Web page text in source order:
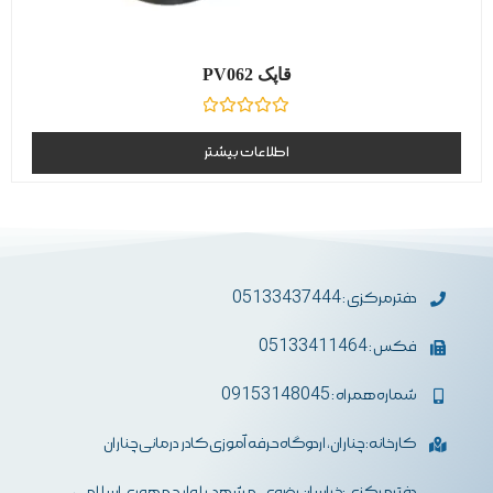
قاپک PV062
0
از
5
اطلاعات بیشتر
دفترمرکزی : 05133437444
فکس : 05133411464
شماره همراه : 09153148045
کارخانه: چناران، اردوگاه حرفه آموزی کادر درمانی چناران